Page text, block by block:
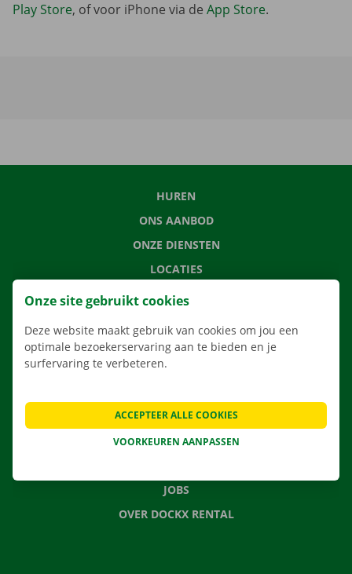
Play Store, of voor iPhone via de App Store.
HUREN
ONS AANBOD
ONZE DIENSTEN
LOCATIES
APP
VEELGESTELDE VRAGEN
NIEUWS
JOBS
OVER DOCKX RENTAL
Onze site gebruikt cookies
Deze website maakt gebruik van cookies om jou een
optimale bezoekerservaring aan te bieden en je
surfervaring te verbeteren.
VOORKEUREN AANPASSEN
ACCEPTEER ALLE COOKIES